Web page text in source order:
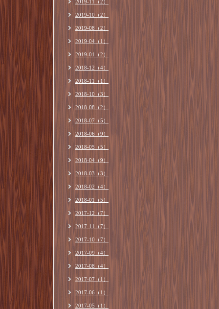
2019-11（2）
2019-10（2）
2019-08（2）
2019-04（1）
2019-01（2）
2018-12（4）
2018-11（1）
2018-10（3）
2018-08（2）
2018-07（5）
2018-06（9）
2018-05（5）
2018-04（9）
2018-03（3）
2018-02（4）
2018-01（5）
2017-12（7）
2017-11（7）
2017-10（7）
2017-09（4）
2017-08（4）
2017-07（1）
2017-06（1）
2017-05（1）